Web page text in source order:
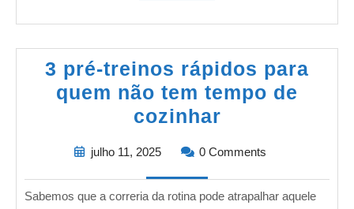
3 pré-treinos rápidos para
quem não tem tempo de
cozinhar
julho 11, 2025 0 Comments
Sabemos que a correria da rotina pode atrapalhar aquele